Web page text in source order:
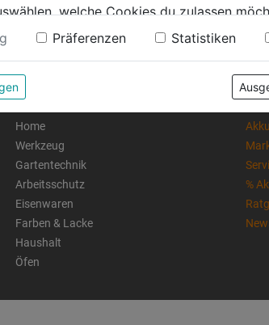
Home
Werkzeug
Gartentechnik
Arbeitsschutz
Eisenwaren
Farben & Lacke
Haushalt
Öfen
%
welche Cookies du zulassen
findest du in unserer
Präferenzen Statistiken